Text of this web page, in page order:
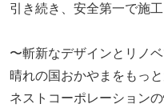
引き続き、安全第一で施
〜斬新なデザインとリノ
晴れの国おかやまをもっ
ネストコーポレーション